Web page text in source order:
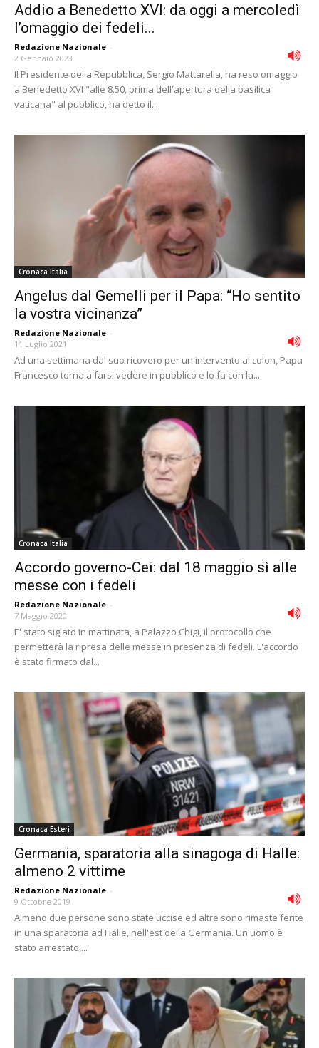
Addio a Benedetto XVI: da oggi a mercoledì
l’omaggio dei fedeli...
Redazione Nazionale -
2 Gennaio 2023
Il Presidente della Repubblica, Sergio Mattarella, ha reso omaggio
a Benedetto XVI "alle 8.50, prima dell'apertura della basilica
vaticana" al pubblico, ha detto il...
Cronaca Italia
Angelus dal Gemelli per il Papa: “Ho sentito
la vostra vicinanza”
Redazione Nazionale -
11 Luglio 2021
Ad una settimana dal suo ricovero per un intervento al colon, Papa
Francesco torna a farsi vedere in pubblico e lo fa con la...
Cronaca Italia
Accordo governo-Cei: dal 18 maggio sì alle
messe con i fedeli
Redazione Nazionale -
7 Maggio 2020
E' stato siglato in mattinata, a Palazzo Chigi, il protocollo che
permetterà la ripresa delle messe in presenza di fedeli. L'accordo
è stato firmato dal...
Cronaca Esteri
Germania, sparatoria alla sinagoga di Halle:
almeno 2 vittime
Redazione Nazionale -
9 Ottobre 2019
Almeno due persone sono state uccise ed altre sono rimaste ferite
in una sparatoria ad Halle, nell'est della Germania. Un uomo è
stato arrestato,...